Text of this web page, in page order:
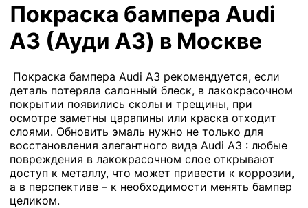
Покраска бампера Audi
A3 (Ауди А3) в Москве
Покраска бампера Audi A3 рекомендуется, если
деталь потеряла салонный блеск, в лакокрасочном
покрытии появились сколы и трещины, при
осмотре заметны царапины или краска отходит
слоями. Обновить эмаль нужно не только для
восстановления элегантного вида Audi A3 : любые
повреждения в лакокрасочном слое открывают
доступ к металлу, что может привести к коррозии,
а в перспективе – к необходимости менять бампер
целиком.